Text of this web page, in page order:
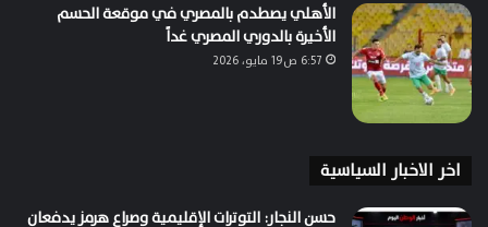
الأهلي يصطدم بالمصري في موقعة الحسم
الأخيرة بالدوري المصري غداً
6:57 ص19 مايو، 2026
اخر الاخبار السياسية
حسن النجار: التوترات الإقليمية وصراع هرمز يدفعان